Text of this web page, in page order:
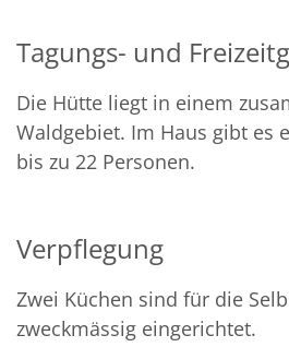
Tagungs- und
Die Hütte liegt in einem
Waldgebiet. Im Haus gibt es
bis zu 22 Personen.
Verpflegung
Zwei Küchen sind für die
zweckmässig eingerichtet.